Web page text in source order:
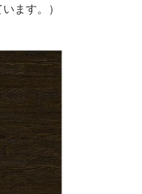
ます。）